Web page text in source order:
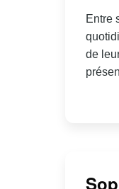
Entre
de